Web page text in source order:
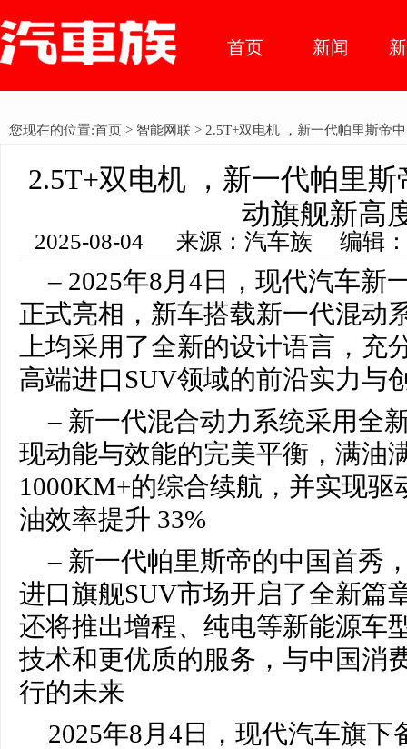
首页 新闻
态
您现在的位置:首页 > 智能网联 > 2.5T+双电机 ，新一代帕里斯帝
2.5T+双电机 ，新一代帕里
动旗舰新高
2025-08-04 来源：汽车族 编辑
– 2025年8月4日，现代汽车新
正式亮相，新车搭载新一代混动
上均采用了全新的设计语言，充
高端进口SUV领域的前沿实力与
– 新一代混合动力系统采用全
现动能与效能的完美平衡，满油
1000KM+的综合续航，并实现驱
油效率提升 33%
– 新一代帕里斯帝的中国首秀
进口旗舰SUV市场开启了全新篇
还将推出增程、纯电等新能源车
技术和更优质的服务，与中国消
行的未来
2025年8月4日，现代汽车旗下